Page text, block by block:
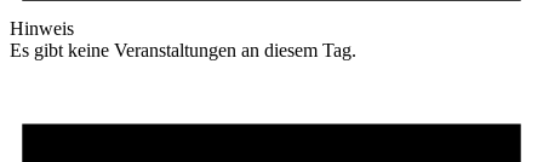
Hinweis
Es gibt keine Veranstaltungen an diesem Tag.